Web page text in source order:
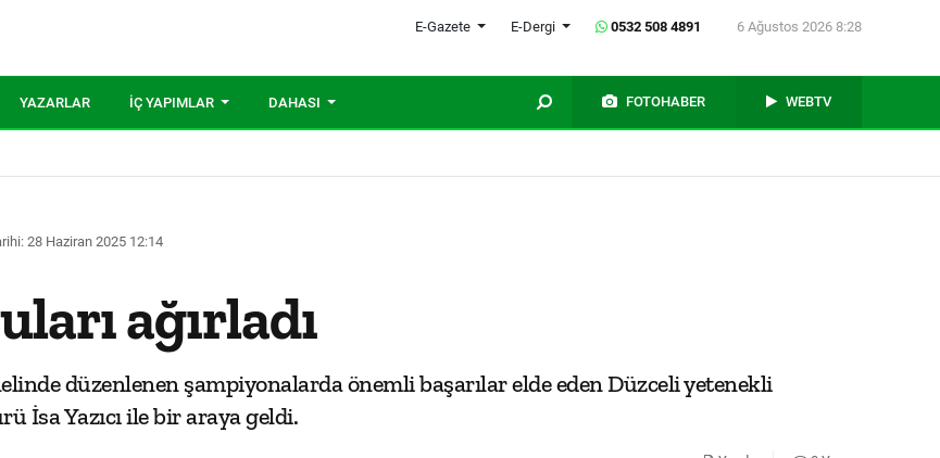
E-Gazete E-Dergi 0532 508 4891 6 Ağustos 2026 8:28
YAZARLAR İÇ YAPIMLAR DAHASI FOTOHABER WEBTV
28 Haziran 2025 12:14
ağırladı
düzenlenen şampiyonalarda önemli başarılar elde eden Düzceli yetenekli
İsa Yazıcı ile bir araya geldi.